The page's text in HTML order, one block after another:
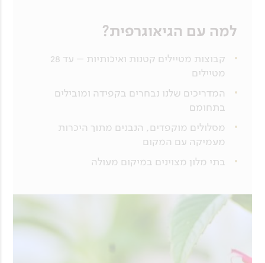
למה עם הגיאוגרפית?
קבוצות מטיילים קטנות ואיכותיות – עד 28
מטיילים
המדריכים שלנו נבחרים בקפידה ומובילים
בתחומם
מסלולים מוקפדים, הנבנים מתוך היכרות
מעמיקה עם המקום
בתי מלון מצוינים במיקום מעולה